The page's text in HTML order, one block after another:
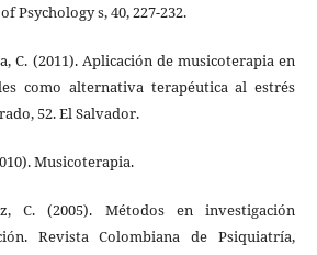
Psychology s, 40, 227-232.
C. (2011). Aplicación de musicoterapia en
como alternativa terapéutica al estrés
52. El Salvador.
Musicoterapia.
C. (2005). Métodos en investigación
Revista Colombiana de Psiquiatría,